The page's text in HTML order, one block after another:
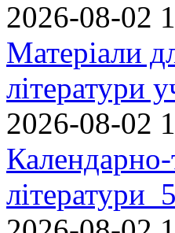
2026-08-02
Матеріали
літератури
2026-08-02
літератури